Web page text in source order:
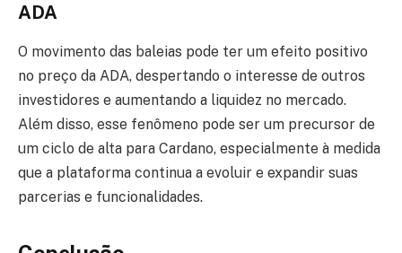
ADA
O movimento das baleias pode ter um efeito positivo
no preço da ADA, despertando o interesse de outros
investidores e aumentando a liquidez no mercado.
Além disso, esse fenômeno pode ser um precursor de
um ciclo de alta para Cardano, especialmente à medida
que a plataforma continua a evoluir e expandir suas
parcerias e funcionalidades.